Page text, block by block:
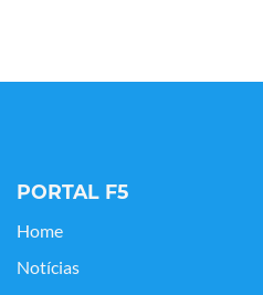
PORTAL F5
Home
Notícias